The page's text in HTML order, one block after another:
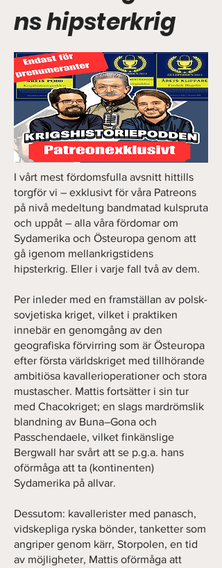
ns hipsterkrig
I vårt mest fördomsfulla avsnitt hittills
torgför vi – exklusivt för våra Patreons
på nivå medeltung bandmatad kulspruta
och uppåt – alla våra fördomar om
Sydamerika och Östeuropa genom att
gå igenom mellankrigstidens
hipsterkrig. Eller i varje fall två av dem.
Per inleder med en framställan av polsk-
sovjetiska kriget, vilket i praktiken
innebär en genomgång av den
geografiska förvirring som är Östeuropa
efter första världskriget med tillhörande
ambitiösa kavallerioperationer och stora
mustascher. Mattis fortsätter i sin tur
med Chacokriget; en slags mardrömslik
blandning av Buna–Gona och
Passchendaele, vilket finkänslige
Bergwall har svårt att se p.g.a. hans
oförmåga att ta (kontinenten)
Sydamerika på allvar.
Dessutom: kavallerister med panasch,
vidskepliga ryska bönder, tanketter som
angriper genom kärr, Storpolen, en tid
av möjligheter, Mattis oförmåga att